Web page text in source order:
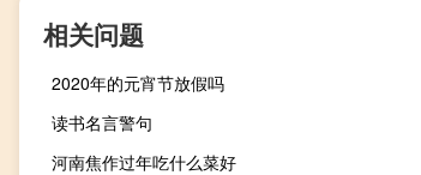
相关问题
2020年的元宵节放假吗
读书名言警句
河南焦作过年吃什么菜好